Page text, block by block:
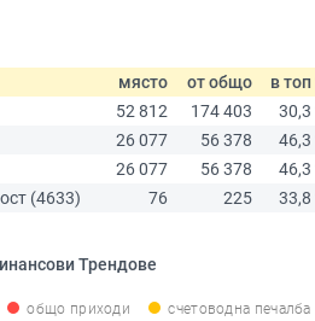
място от общо в топ
52 812
174 403 30,3
26 077
56 378 46,3
26 077
56 378 46,3
(4633)
76 225 33,8
Трендове
общо приходи счетоводна печалба